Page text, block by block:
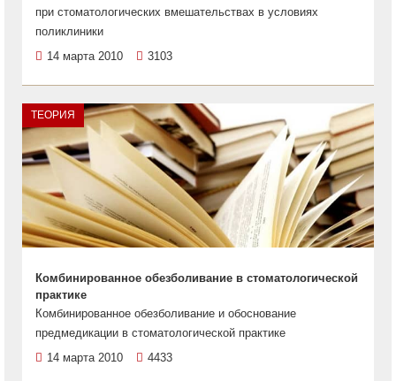
при стоматологических вмешательствах в условиях
поликлиники
14 марта 2010
3103
ТЕОРИЯ
Комбинированное обезболивание в стоматологической
практике
Комбинированное обезболивание и обоснование
предмедикации в стоматологической практике
14 марта 2010
4433